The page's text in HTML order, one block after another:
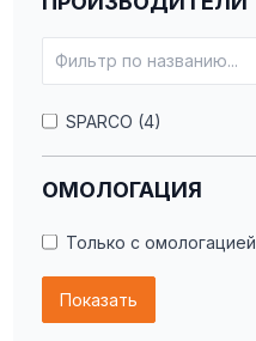
SPARCO (4)
ОМОЛОГАЦИЯ
Только с омологацией
Показать